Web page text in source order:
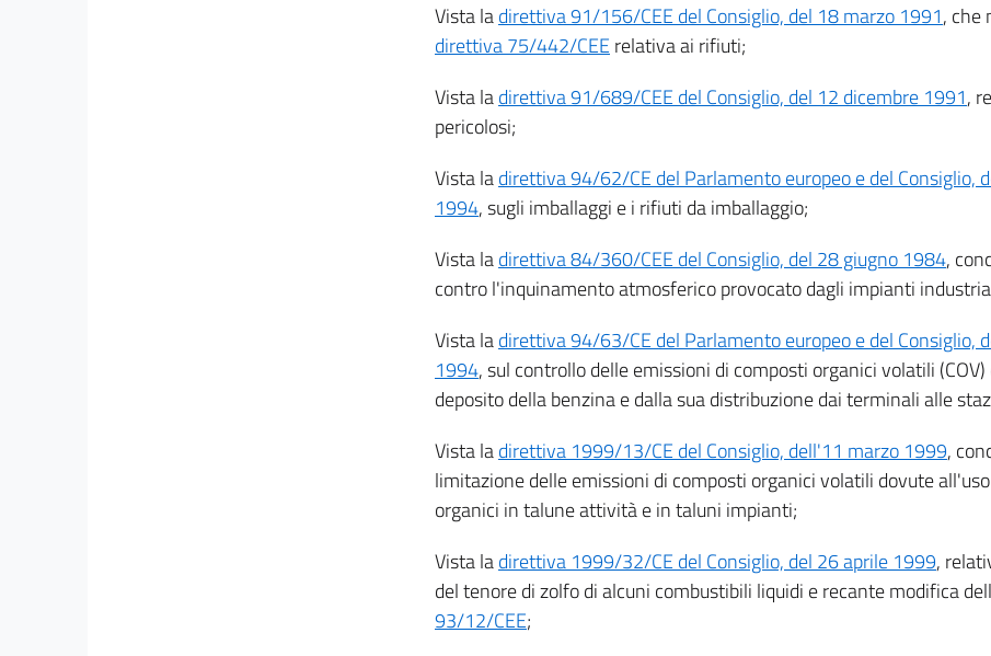
Vista ladirettiva 91/156/CEE del Consiglio, del 18 marzo 1991, che
direttiva 75/442/CEE relativa ai rifiuti;
Vista ladirettiva 91/689/CEE del Consiglio, del 12 dicembre 1991,
pericolosi;
Vista ladirettiva 94/62/CE del Parlamento europeo e del Consiglio,
1994, sugli imballaggi e i rifiuti da imballaggio;
Vista ladirettiva 84/360/CEE del Consiglio, del 28 giugno 1984,
contro l'inquinamento atmosferico provocato dagli impianti
Vista ladirettiva 94/63/CE del Parlamento europeo e del Consiglio,
1994, sul controllo delle emissioni di composti organici volatili
deposito della benzina e dalla sua distribuzione dai terminali alle
Vista ladirettiva 1999/13/CE del Consiglio, dell'11 marzo 1999,
limitazione delle emissioni di composti organici volatili dovute
organici in talune attività e in taluni impianti;
Vista ladirettiva 1999/32/CE del Consiglio, del 26 aprile 1999,
del tenore di zolfo di alcuni combustibili liquidi e recante modifica
93/12/CEE;